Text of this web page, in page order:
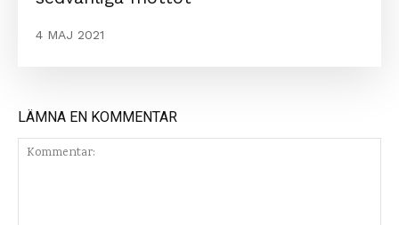
4 MAJ 2021
LÄMNA EN KOMMENTAR